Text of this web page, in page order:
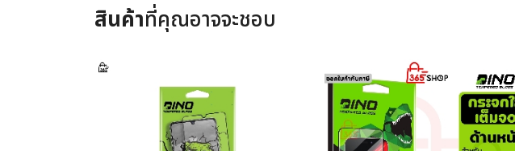
สินค้าที่คุณอาจจะชอบ